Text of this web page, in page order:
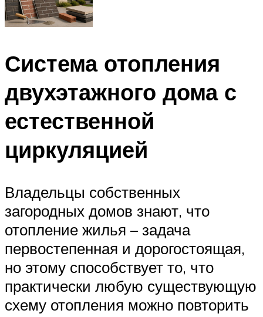
Система отопления
двухэтажного дома с
естественной
циркуляцией
Владельцы собственных
загородных домов знают, что
отопление жилья – задача
первостепенная и дорогостоящая,
но этому способствует то, что
практически любую существующую
схему отопления можно повторить